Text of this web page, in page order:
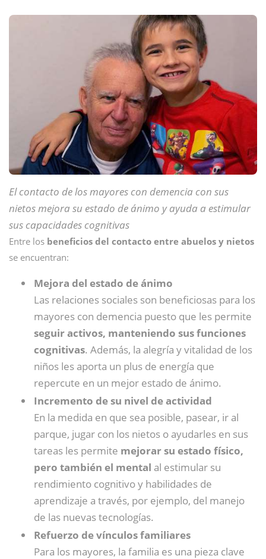
El contacto de los mayores con demencia con sus
nietos mejora su estado de ánimo y ayuda a estimular
sus capacidades cognitivas
Entre los beneficios del contacto entre abuelos y nietos
se encuentran:
Mejora del estado de ánimo
Las relaciones sociales son beneficiosas para los
mayores con demencia puesto que les permite
seguir activos, manteniendo sus funciones
cognitivas. Además, la alegría y vitalidad de los
niños les aporta un plus de energía que
repercute en un mejor estado de ánimo.
Incremento de su nivel de actividad
En la medida en que sea posible, pasear, ir al
parque, jugar con los nietos o ayudarles en sus
tareas les permite mejorar su estado físico,
pero también el mental al estimular su
rendimiento cognitivo y habilidades de
aprendizaje a través, por ejemplo, del manejo
de las nuevas tecnologías.
Refuerzo de vínculos familiares
Para los mayores, la familia es una pieza clave